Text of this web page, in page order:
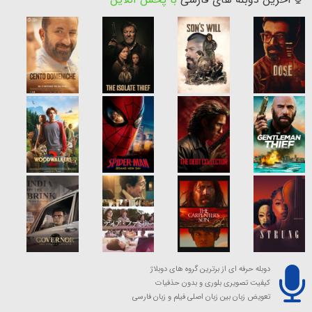
دوبله حرفه ای از برترین گروه های دوبلاژ
کیفیت تصویری بلوری و بدون حذفیات
تعویض زبان بین زبان اصلی فیلم و زبان فارسی